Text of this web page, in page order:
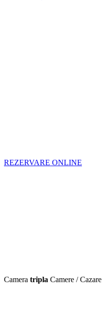
REZERVARE ONLINE
Camera tripla Camere / Cazare